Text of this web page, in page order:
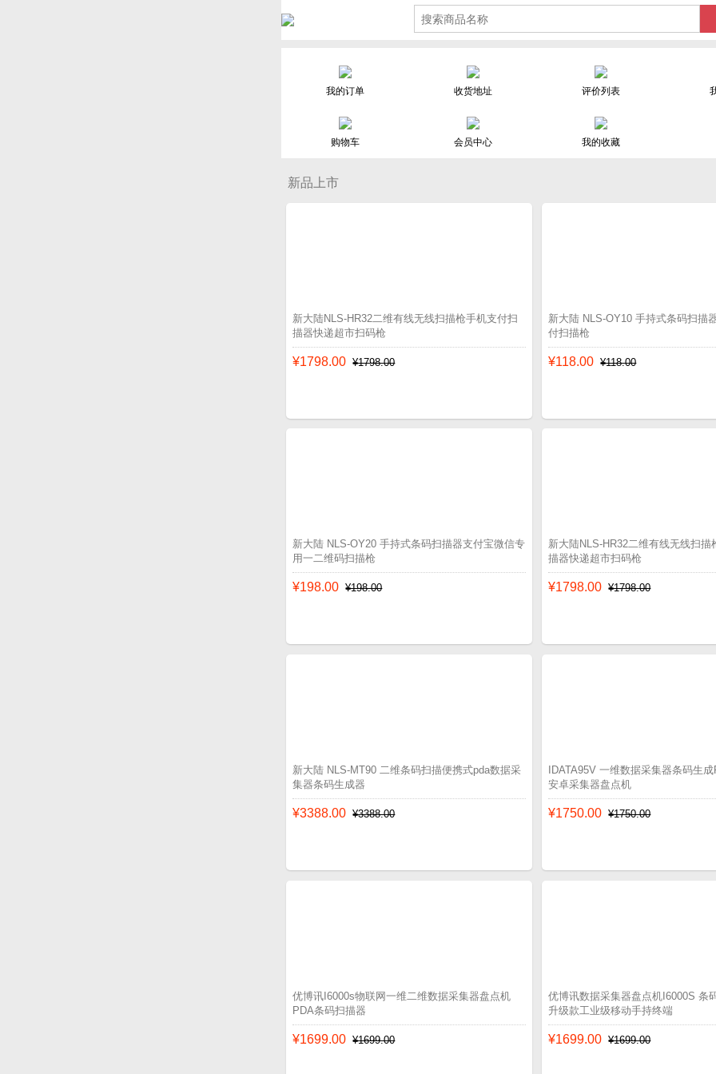
我的订单 收货地址 评价列表
购物车 会员中心 我的收藏
新品上市
新大陆NLS-HR32二维有线无线扫描枪手机支付扫
描器快递超市扫码枪
¥1798.00¥1798.00
新大陆 NLS-OY10 手持式条码扫描
付扫描枪
¥118.00¥118.00
新大陆 NLS-OY20 手持式条码扫描器支付宝微信专
用一二维码扫描枪
¥198.00¥198.00
新大陆NLS-HR32二维有线无线扫描
描器快递超市扫码枪
¥1798.00¥1798.00
新大陆 NLS-MT90 二维条码扫描便携式pda数据采
集器条码生成器
¥3388.00¥3388.00
IDATA95V 一维数据采集器条码生
安卓采集器盘点机
¥1750.00¥1750.00
优博讯I6000s物联网一维二维数据采集器盘点机
PDA条码扫描器
¥1699.00¥1699.00
优博讯数据采集器盘点机I6000S 条
升级款工业级移动手持终端
¥1699.00¥1699.00